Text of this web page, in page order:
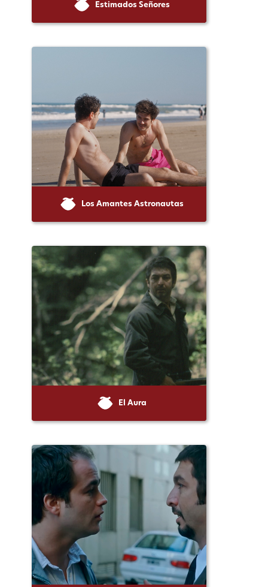
Estimados Señores
Los Amantes Astronautas
El Aura